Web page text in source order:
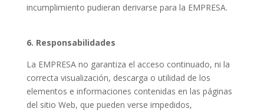
incumplimiento pudieran derivarse para la EMPRESA.
6. Responsabilidades
La EMPRESA no garantiza el acceso continuado, ni la
correcta visualización, descarga o utilidad de los
elementos e informaciones contenidas en las páginas
del sitio Web, que pueden verse impedidos,